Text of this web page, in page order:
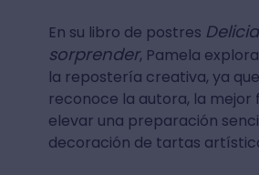
En su libro de postres
sorprender, Pamela
la repostería creativa, ya
reconoce la autora, la mejor
elevar una preparación
decoración de tartas